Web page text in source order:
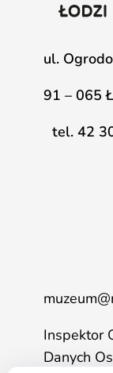
ul.
91 – 065
tel. 42
Inspektor
Danych